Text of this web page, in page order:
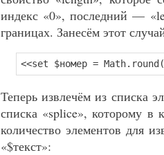
индекс «0», последний —
границах. Занесём этот
<<set $номер =
Теперь извлечём из списка
списка «splice», которому в
количество элементов для
«$текст»: